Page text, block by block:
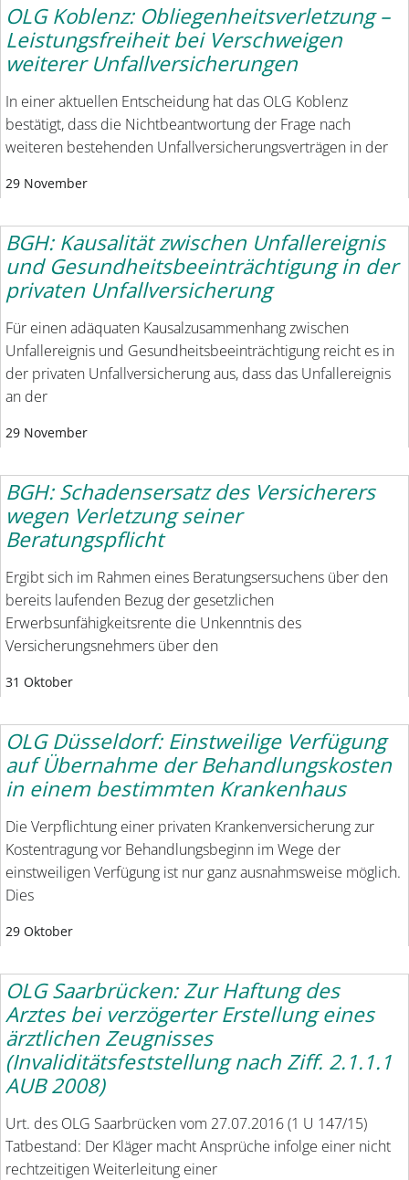
OLG Koblenz: Obliegenheitsverletzung –
Leistungsfreiheit bei Verschweigen
weiterer Unfallversicherungen
In einer aktuellen Entscheidung hat das OLG Koblenz
bestätigt, dass die Nichtbeantwortung der Frage nach
weiteren bestehenden Unfallversicherungsverträgen in der
29 November
BGH: Kausalität zwischen Unfallereignis
und Gesundheitsbeeinträchtigung in der
privaten Unfallversicherung
Für einen adäquaten Kausalzusammenhang zwischen
Unfallereignis und Gesundheitsbeeinträchtigung reicht es in
der privaten Unfallversicherung aus, dass das Unfallereignis
an der
29 November
BGH: Schadensersatz des Versicherers
wegen Verletzung seiner
Beratungspflicht
Ergibt sich im Rahmen eines Beratungsersuchens über den
bereits laufenden Bezug der gesetzlichen
Erwerbsunfähigkeitsrente die Unkenntnis des
Versicherungsnehmers über den
31 Oktober
OLG Düsseldorf: Einstweilige Verfügung
auf Übernahme der Behandlungskosten
in einem bestimmten Krankenhaus
Die Verpflichtung einer privaten Krankenversicherung zur
Kostentragung vor Behandlungsbeginn im Wege der
einstweiligen Verfügung ist nur ganz ausnahmsweise möglich.
Dies
29 Oktober
OLG Saarbrücken: Zur Haftung des
Arztes bei verzögerter Erstellung eines
ärztlichen Zeugnisses
(Invaliditätsfeststellung nach Ziff. 2.1.1.1
AUB 2008)
Urt. des OLG Saarbrücken vom 27.07.2016 (1 U 147/15)
Tatbestand: Der Kläger macht Ansprüche infolge einer nicht
rechtzeitigen Weiterleitung einer